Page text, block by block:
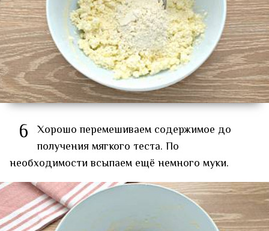
6 Хорошо перемешиваем содержимое до
получения мягкого теста. По
необходимости всыпаем ещё немного муки.